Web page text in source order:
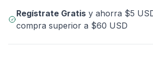
Regístrate Gratisy ahorra $5
compra superior a $60 USD